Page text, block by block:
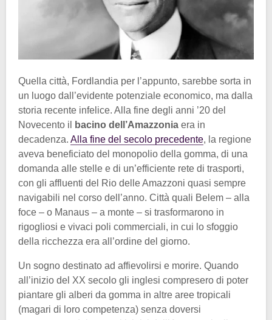
Quella città, Fordlandia per l’appunto, sarebbe sorta in
un luogo dall’evidente potenziale economico, ma dalla
storia recente infelice. Alla fine degli anni ’20 del
Novecento il
bacino dell’Amazzonia era in
decadenza. Alla fine del secolo precedente, la regione
aveva beneficiato del monopolio della gomma, di una
domanda alle stelle e di un’efficiente rete di trasporti,
con gli affluenti del Rio delle Amazzoni quasi sempre
navigabili nel corso dell’anno. Città quali Belem – alla
foce – o Manaus – a monte – si trasformarono in
rigogliosi e vivaci poli commerciali, in cui lo sfoggio
della ricchezza era all’ordine del giorno.
Un sogno destinato ad affievolirsi e morire. Quando
all’inizio del XX secolo gli inglesi compresero di poter
piantare gli alberi da gomma in altre aree tropicali
(magari di loro competenza) senza doversi